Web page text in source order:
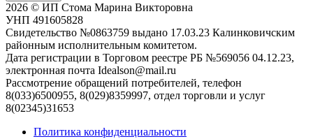
2026 © ИП Стома Марина Викторовна
УНП 491605828
Свидетельство №0863759 выдано 17.03.23 Калинковичским
районным исполнительным комитетом.
Дата регистрации в Торговом реестре РБ №569056 04.12.23,
электронная почта Idealson@mail.ru
Рассмотрение обращений потребителей, телефон
8(033)6500955, 8(029)8359997, отдел торговли и услуг
8(02345)31653
Политика конфиденциальности